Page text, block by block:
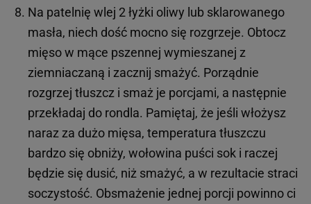
Na patelnię wlej 2 łyżki oliwy lub sklarowanego
masła, niech dość mocno się rozgrzeje. Obtocz
mięso w mące pszennej wymieszanej z
ziemniaczaną i zacznij smażyć. Porządnie
rozgrzej tłuszcz i smaż je porcjami, a następnie
przekładaj do rondla. Pamiętaj, że jeśli włożysz
naraz za dużo mięsa, temperatura tłuszczu
bardzo się obniży, wołowina puści sok i raczej
będzie się dusić, niż smażyć, a w rezultacie straci
soczystość. Obsmażenie jednej porcji powinno ci